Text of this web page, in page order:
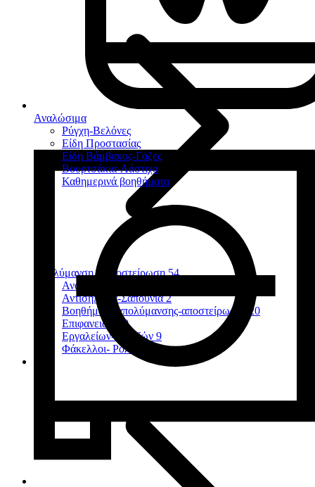
Αναλώσιμα
Ρύγχη-Βελόνες
Είδη Προστασίας
Είδη Βάμβακος-Γάζες
Βουρτσάκια-Λάστιχα
Καθημερινά βοηθήματα
Απολύμανση - Αποστείρωση 54
Αναρροφήσεων
Αντισηπτικά-Σαπούνια 2
Βοηθήματα απολύμανσης-αποστείρωσης
20
Επιφανειών
10
Εργαλείων- Φρεζών 9
Φάκελλοι- Ρολά